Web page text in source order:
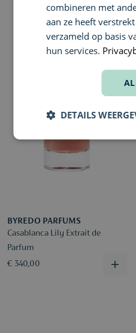
BYREDO PARFUMS
Casablanca Lily Extrait de
Parfum
€ 340,00
combineren met
aan ze heeft
verzameld op basis
hun services.
DETAILS